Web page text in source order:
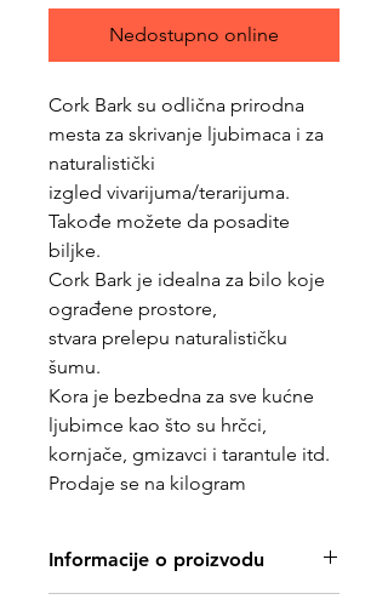
Nedostupno online
Cork Bark su odlična prirodna
mesta za skrivanje ljubimaca i za
naturalistički
izgled vivarijuma/terarijuma.
Takođe možete da posadite
biljke.
Cork Bark je idealna za bilo koje
ograđene prostore,
stvara prelepu naturalističku
šumu.
Kora je bezbedna za sve kućne
ljubimce kao što su hrčci,
kornjače, gmizavci i tarantule itd.
Prodaje se na kilogram
Informacije o proizvodu